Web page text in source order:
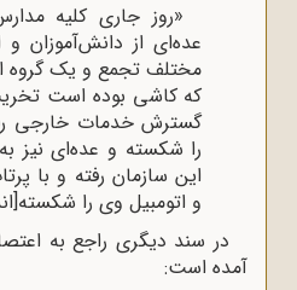
«روز جاری کلیه
عده‌ای از دانش‌آموزان و
مختلف تجمع و یک گروه از
که کاشی بوده است
را شکسته و عده‌ای نیز
این سازمان رفته و با
و اتومبیل وی را
در سند دیگری راجع به
آمده است: